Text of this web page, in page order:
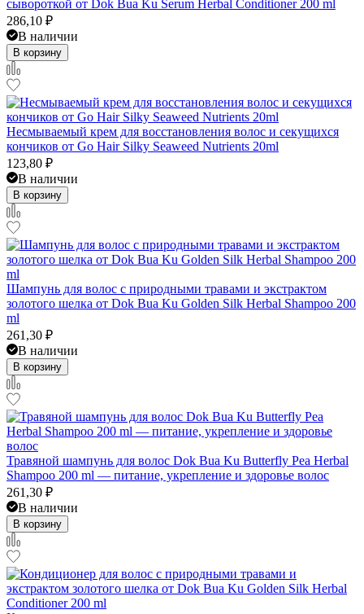
сывороткой от Dok Bua Ku Serum Herbal Conditioner 200 ml
286,10 ₽
В наличии
В корзину
Несмываемый крем для восстановления волос и секущихся
кончиков от Go Hair Silky Seaweed Nutrients 20ml
123,80 ₽
В наличии
В корзину
Шампунь для волос с природными травами и экстрактом
золотого шелка от Dok Bua Ku Golden Silk Herbal Shampoo 200
ml
261,30 ₽
В наличии
В корзину
Травяной шампунь для волос Dok Bua Ku Butterfly Pea Herbal
Shampoo 200 ml — питание, укрепление и здоровье волос
261,30 ₽
В наличии
В корзину